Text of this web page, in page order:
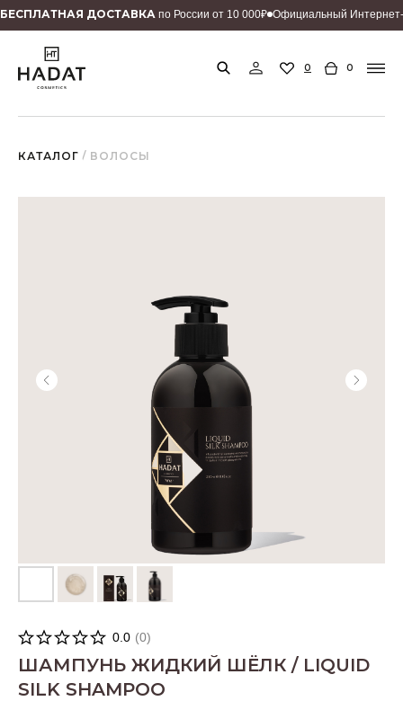
БEСПЛАТНАЯ ДОСТАВКА по России от 10 000₽ Официальный Интернет-
0
0
/ ВОЛОСЫ
КАТАЛОГ
0.0 (0)
ШАМПУНЬ ЖИДКИЙ ШЁЛК / LIQUID
SILK SHAMPOO